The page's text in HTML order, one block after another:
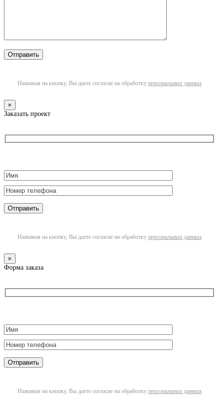
Нажимая на кнопку, Вы даете согласие на обработку персональных данных
×
Заказать проект
Нажимая на кнопку, Вы даете согласие на обработку персональных данных
×
Форма заказа
Нажимая на кнопку, Вы даете согласие на обработку персональных данных